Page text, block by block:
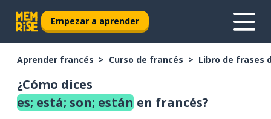
Empezar a aprender
Aprender francés Curso de francés Libro de frases
¿Cómo dices
es; está; son; están en francés?